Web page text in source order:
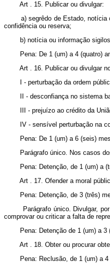
Art . 15. Publicar ou divulgar:
a) segrêdo de Estado, notícia ou
confidência ou reserva;
b) notícia ou informação sigilosa,
Pena: De 1 (um) a 4 (quatro)
Art . 16. Publicar ou divulgar
I - perturbação da ordem
II - desconfiança no sistema
III - prejuízo ao crédito da
IV - sensível perturbação na
Pena: De 1 (um) a 6 (seis)
Parágrafo único. Nos casos
Pena: Detenção, de 1 (um) a
Art . 17. Ofender a moral
Pena: Detenção, de 3 (três)
Parágrafo único. Divulgar, por
comprovar ou criticar a falta de
Pena: Detenção de 1 (um) a 3
Art . 18. Obter ou procurar obter,
Pena: Reclusão, de 1 (um) a 4